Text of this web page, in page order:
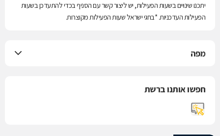
יתכנו שינויים בשעות הפעילות, יש ליצור קשר עם הסניף בכדי להתעדכן בשעות
הפעילות העדכניות. *בחגי ישראל שעות הפעילות מקוצרות.
מפה
חפשו אותנו ברשת